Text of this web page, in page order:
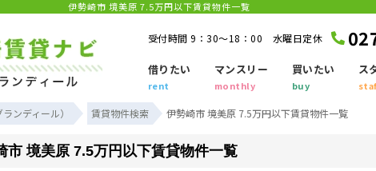
伊勢崎市 境美原 7.5万円以下賃貸物件一覧
受付時間 9：30～18：00 水曜日定休
借りたい
rent
マンスリー
monthly
買いたい
buy
ス
ンディール） 賃貸物件検索 伊勢崎市 境美原 7.5万円以下賃貸物件一覧
市 境美原 7.5万円以下賃貸物件一覧